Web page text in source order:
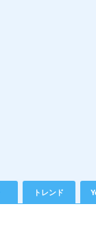
トレンド